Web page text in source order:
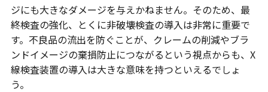
ジにも大きなダメージを与えかねません。そのため、最
終検査の強化、とくに非破壊検査の導入は非常に重要で
す。不良品の流出を防ぐことが、クレームの削減やブラ
ンドイメージの棄損防止につながるという視点からも、X
線検査装置の導入は大きな意味を持つといえるでしょ
う。